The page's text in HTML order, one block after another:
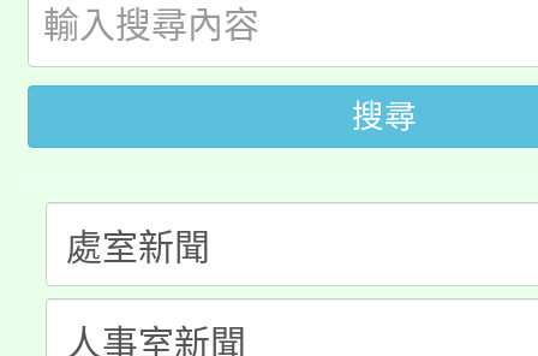
開!
115年桃園市運動會8/
田徑場及游泳池舉行。
桃園市低收入戶享有免
視費優惠，中低收入戶
半價優惠，詳情可洽有
者。
大園自造教育及科技中
份教師增能研習
大溪自造教育及科技中
份教師研習
淨零綠生活教案入校路
會
115年食農教育專業人
搜尋